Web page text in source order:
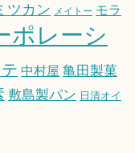
ツカン メイトー モラ
ポレーシ
中村屋 亀田製菓
敷島製パン 日清オイ